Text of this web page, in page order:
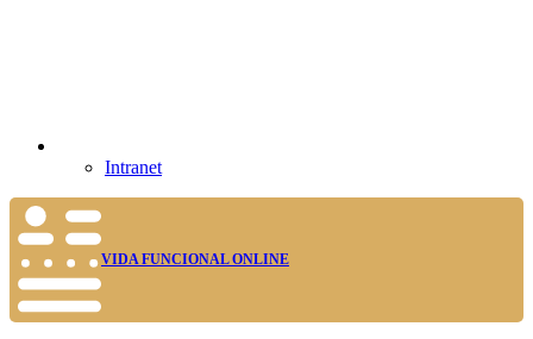
Intranet
VIDA FUNCIONAL ONLINE